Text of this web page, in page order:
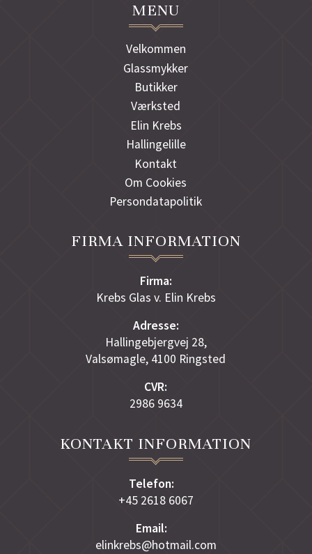
MENU
Velkommen
Glassmykker
Butikker
Værksted
Elin Krebs
Hallingelille
Kontakt
Om Cookies
Persondatapolitik
FIRMA INFORMATION
Firma:
Krebs Glas v. Elin Krebs
Adresse:
Hallingebjergvej 28,
Valsømagle, 4100 Ringsted
CVR:
2986 9634
KONTAKT INFORMATION
Telefon:
+45 2618 6067
Email:
elinkrebs@hotmail.com